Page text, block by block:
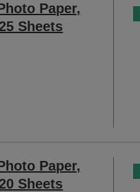
Paper,
Sheets
Paper,
Sheets